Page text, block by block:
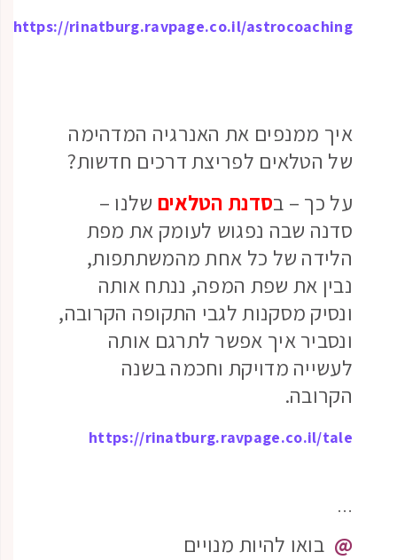
https://rinatburg.ravpage.co.il/astrocoaching
איך ממנפים את האנרגיה המדהימה
של הטלאים לפריצת דרכים חדשות?
על כך – בסדנת הטלאים שלנו –
סדנה שבה נפגוש לעומק את מפת
הלידה של כל אחת מהמשתתפות,
נבין את שפת המפה, ננתח אותה
ונסיק מסקנות לגבי התקופה הקרובה,
ונסביר איך אפשר לתרגם אותה
לעשייה מדויקת וחכמה בשנה
הקרובה.
https://rinatburg.ravpage.co.il/tale
…
@ בואו להיות מנויים